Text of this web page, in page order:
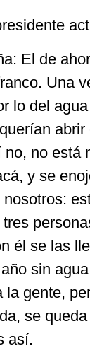
El de
Una
lo del
no está
y se
tres
él se las
sin
la gente,
se
así.